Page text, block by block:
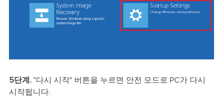
5단계."다시 시작" 버튼을 누르면 안전 모드로 PC가 다시
시작됩니다.